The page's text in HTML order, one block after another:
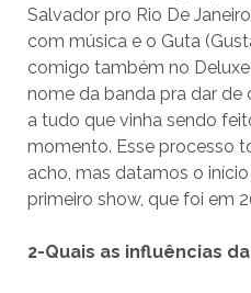
Salvador pro Rio De
com música e o Guta
comigo também no
nome da banda pra dar
a tudo que vinha sendo
momento. Esse processo
acho, mas datamos o
primeiro show, que foi em
2-Quais as influências